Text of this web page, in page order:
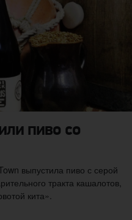
пиво со
выпустила пиво с серой
тракта кашалотов,
кита».